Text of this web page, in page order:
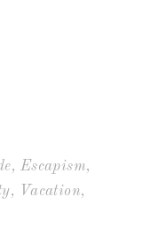
Escapism
Vacation